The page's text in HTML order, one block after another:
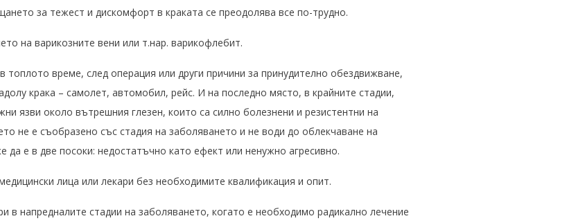
за тежест и дискомфорт в краката се преодолява все по-трудно.
на варикозните вени или т.нар. варикофлебит.
топлото време, след операция или други причини за принудително обездвижване,
крака – самолет, автомобил, рейс. И на последно място, в крайните стадии,
язви около вътрешния глезен, които са силно болезнени и резистентни на
не е съобразено със стадия на заболяването и не води до облекчаване на
е в две посоки: недостатъчно като ефект или ненужно агресивно.
лица или лекари без необходимите квалификация и опит.
в напредналите стадии на заболяването, когато е необходимо радикално лечение